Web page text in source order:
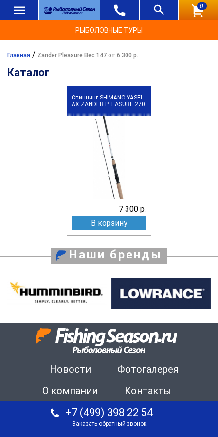
0
РЫБОЛОВНЫЕ ТУРЫ
Главная / Zander Pleasure Вес 147 от 6 300 р.
Каталог
Спиннинг SHIMANO YASEI
АХ ZANDER PLEASURE 270
7 300 р.
В корзину
Наши бренды
Новости
Фотогалерея
О компании
Контакты
+7 (499) 398 22 54
Заказать обратный звонок